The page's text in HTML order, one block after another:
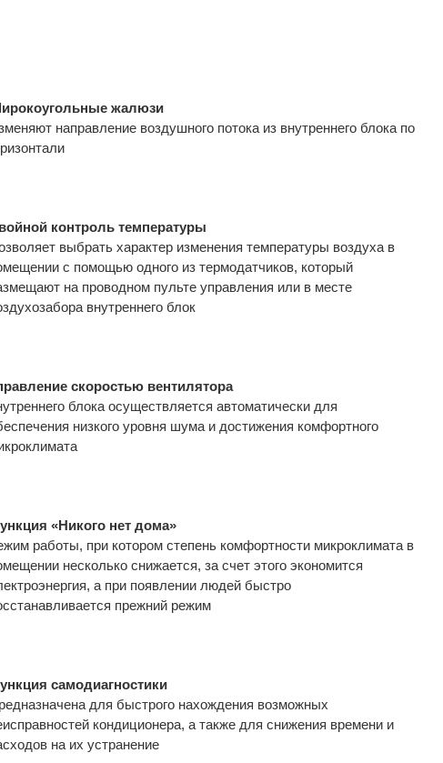
жалюзи
направление воздушного потока из внутреннего блока по
контроль температуры
выбрать характер изменения температуры воздуха в
с помощью одного из термодатчиков, который
на проводном пульте управления или в месте
внутреннего блок
скоростью вентилятора
блока осуществляется автоматически для
низкого уровня шума и достижения комфортного
«Никого нет дома»
работы, при котором степень комфортности микроклимата в
несколько снижается, за счет этого экономится
а при появлении людей быстро
прежний режим
самодиагностики
для быстрого нахождения возможных
кондиционера, а также для снижения времени и
на их устранение